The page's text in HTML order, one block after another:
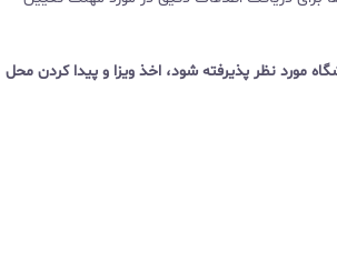
مورد نظر پذیرفته شود، اخذ ویزا و پیدا کردن محل